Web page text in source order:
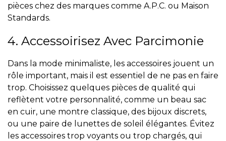
pièces chez des marques comme A.P.C. ou Maison
Standards.
4. Accessoirisez Avec Parcimonie
Dans la mode minimaliste, les accessoires jouent un
rôle important, mais il est essentiel de ne pas en faire
trop. Choisissez quelques pièces de qualité qui
reflètent votre personnalité, comme un beau sac
en cuir, une montre classique, des bijoux discrets,
ou une paire de lunettes de soleil élégantes. Évitez
les accessoires trop voyants ou trop chargés, qui